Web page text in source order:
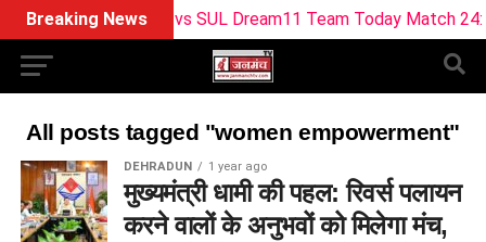
Breaking NewsBPH vs SUL Dream11 Team Today Match 24:
All posts tagged "women empowerment"
DEHRADUN 1 year ago
मुख्यमंत्री धामी की पहल: रिवर्स पलायन
करने वालों के अनुभवों को मिलेगा मंच,